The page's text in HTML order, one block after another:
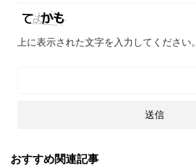
上に表示された文字を入力してください。
おすすめ関連記事